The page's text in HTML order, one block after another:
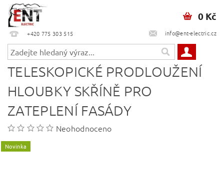
+420 775 303 515 info@ent-electric.cz
0 Kč
TELESKOPICKÉ PRODLOUŽENÍ
HLOUBKY SKŘÍNĚ PRO
ZATEPLENÍ FASÁDY
Neohodnoceno
Novinka